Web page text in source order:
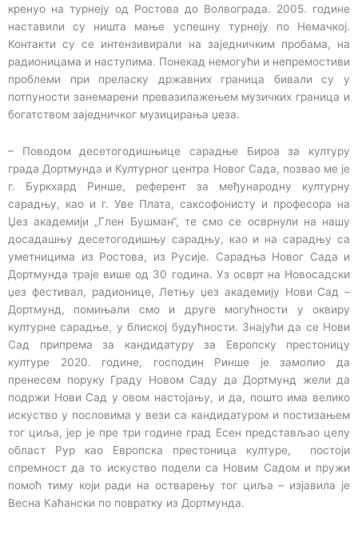
кренуо на турнеју од Ростова до Волвограда. 2005. године
наставили су ништа мање успешну турнеју по Немачкој.
Контакти су се интензивирали на заједничким пробама, на
радионицама и наступима. Понекад немогући и непремостиви
проблеми при преласку државних граница бивали су у
потпуности занемарени превазилажењем музичких граница и
богатством заједничког музицирања џеза.
– Поводом десетогодишњице сарадње Бироа за културу
града Дортмунда и Културног центра Новог Сада, позвао ме је
г. Буркхард Ринше, референт за међународну културну
сарадњу, као и г. Уве Плата, саксофонисту и професора на
Џез академији „Глен Бушман“, те смо се осврнули на нашу
досадашњу десетогодишњу сарадњу, као и на сарадњу са
уметницима из Ростова, из Русије. Сарадња Новог Сада и
Дортмунда траје више од 30 година. Уз осврт на Новосадски
џез фестивал, радионице, Летњу џез академију Нови Сад –
Дортмунд, помињали смо и друге могућности у оквиру
културне сарадње, у блиској будућности. Знајући да се Нови
Сад припрема за кандидатуру за Европску престоницу
културе 2020. године, господин Ринше је замолио да
пренесем поруку Граду Новом Саду да Дортмунд жели да
подржи Нови Сад у овом настојању, и да, пошто има велико
искуство у пословима у вези са кандидатуром и постизањем
тог циља, јер је пре три године град Есен представљао целу
област Рур као Европска престоница културе, постоји
спремност да то искуство подели са Новим Садом и пружи
помоћ тиму који ради на остварењу тог циља – изјавила је
Весна Каћански по повратку из Дортмунда.